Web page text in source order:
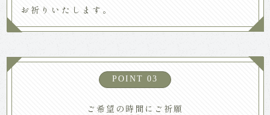
お祈りいたします。
POINT 03
ご希望の時間にご祈願